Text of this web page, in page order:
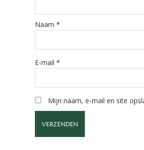
Naam *
E-mail *
Mijn naam, e-mail en site